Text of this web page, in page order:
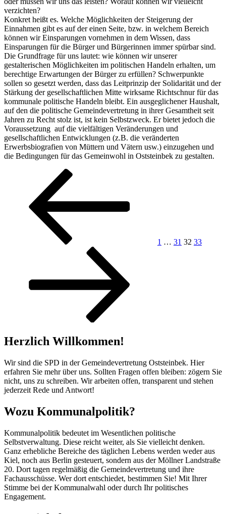
verzichten?
Konkret heißt es. Welche Möglichkeiten der Steigerung der
Einnahmen gibt es auf der einen Seite, bzw. in welchem Bereich
können wir Einsparungen vornehmen in dem Wissen, dass
Einsparungen für die Bürger und Bürgerinnen immer spürbar sind.
Die Grundfrage für uns lautet: wie können wir unserer
gestalterischen Möglichkeiten im politischen Handeln erhalten, um
berechtige Erwartungen der Bürger zu erfüllen? Schwerpunkte
sollen so gesetzt werden, dass das Leitprinzip der Solidarität und der
Stärkung der gesellschaftlichen Mitte wirksame Richtschnur für das
kommunale politische Handeln bleibt. Ein ausgeglichener Haushalt,
auf den die politische Gemeindevertretung in ihrer Gesamtheit seit
Jahren zu Recht stolz ist, ist kein Selbstzweck. Er bietet jedoch die
Voraussetzung auf die vielfältigen Veränderungen und
gesellschaftlichen Entwicklungen (z.B. die veränderten
Erwerbsbiografien von Müttern und Vätern usw.) einzugehen und
die Bedingungen für das Gemeinwohl in Oststeinbek zu gestalten.
Beitragsnavigation
1 … 31 32 33
Herzlich Willkommen!
Wir sind die SPD in der Gemeindevertretung Oststeinbek. Hier
erfahren Sie mehr über uns. Sollten Fragen offen bleiben: zögern Sie
nicht, uns zu schreiben. Wir arbeiten offen, transparent und stehen
jederzeit Rede und Antwort!
Wozu Kommunalpolitik?
Kommunalpolitik bedeutet im Wesentlichen politische
Selbstverwaltung. Diese reicht weiter, als Sie vielleicht denken.
Ganz erhebliche Bereiche des täglichen Lebens werden weder aus
Kiel, noch aus Berlin gesteuert, sondern aus der Möllner Landstraße
20. Dort tagen regelmäßig die Gemeindevertretung und ihre
Fachausschüsse. Wer dort entschiedet, bestimmen Sie! Mit Ihrer
Stimme bei der Kommunalwahl oder durch Ihr politisches
Engagement.